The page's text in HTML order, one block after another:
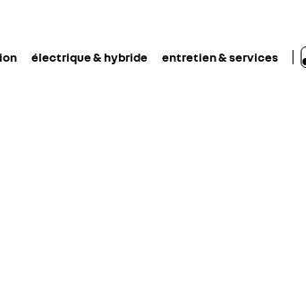
électrique & hybride entretien & services